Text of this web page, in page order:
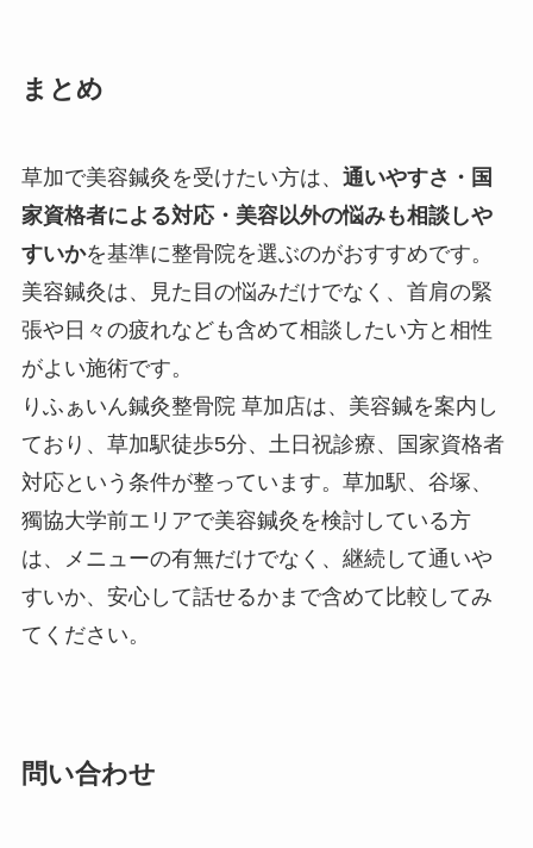
まとめ
草加で美容鍼灸を受けたい方は、 通いやすさ・国
家資格者による対応・美容以外の悩みも相談しや
すいかを基準に整骨院を選ぶのがおすすめです。
美容鍼灸は、見た目の悩みだけでなく、首肩の緊
張や日々の疲れなども含めて相談したい方と相性
がよい施術です。
りふぁいん鍼灸整骨院 草加店は、美容鍼を案内し
ており、草加駅徒歩5分、土日祝診療、国家資格者
対応という条件が整っています。草加駅、谷塚、
獨協大学前エリアで美容鍼灸を検討している方
は、メニューの有無だけでなく、継続して通いや
すいか、安心して話せるかまで含めて比較してみ
てください。
問い合わせ